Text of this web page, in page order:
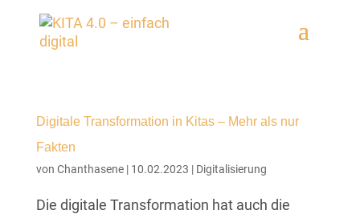
Digitale Transformation in Kitas – Mehr als nur
Fakten
von Chanthasene| 10.02.2023 | Digitalisierung
Die digitale Transformation hat auch die